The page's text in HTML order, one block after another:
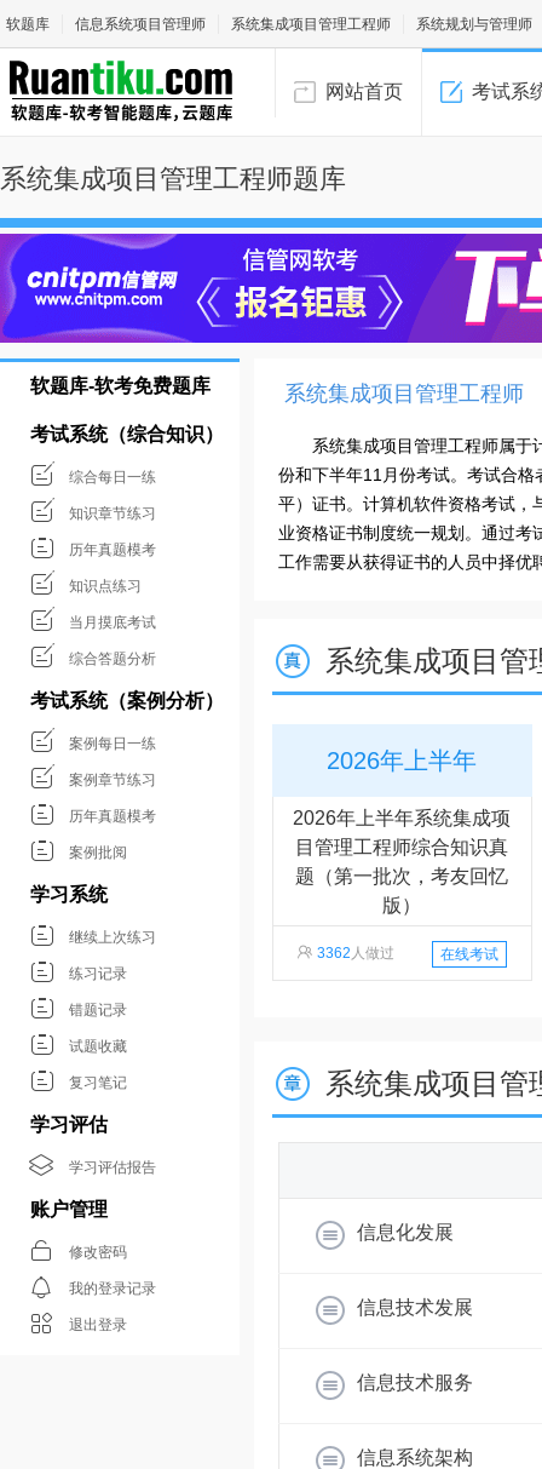
软题库 信息系统项目管理师 系统集成项目管理工程师 系统规划与管理师
网站首页 考试系
系统集成项目管理工程师题库
软题库-软考免费题库
考试系统（综合知识）
综合每日一练
知识章节练习
历年真题模考
知识点练习
当月摸底考试
综合答题分析
考试系统（案例分析）
案例每日一练
案例章节练习
历年真题模考
案例批阅
学习系统
继续上次练习
练习记录
错题记录
试题收藏
复习笔记
学习评估
学习评估报告
账户管理
修改密码
我的登录记录
退出登录
系统集成项目管理工程师
系统集成项目管理工程师属于
份和下半年11月份考试。考试合
平）证书。计算机软件资格考试，
业资格证书制度统一规划。通过
工作需要从获得证书的人员中择
系统集成项目管
2026年上半年
2026年上半年系统集成项
目管理工程师综合知识真
题（第一批次，考友回忆
版）
3362 人做过 在线考试
系统集成项目管
信息化发展
信息技术发展
信息技术服务
信息系统架构